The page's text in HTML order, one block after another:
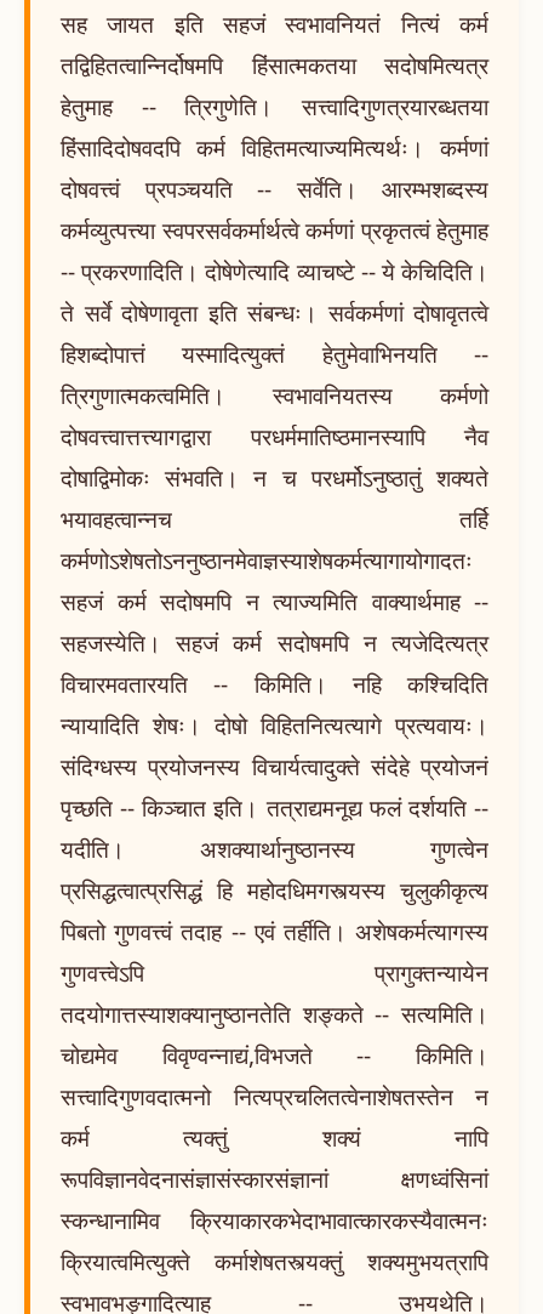
सह जायत इति सहजं स्वभावनियतं नित्यं कर्म
तद्विहितत्वान्निर्दोषमपि हिंसात्मकतया सदोषमित्यत्र
हेतुमाह -- त्रिगुणेति। सत्त्वादिगुणत्रयारब्धतया
हिंसादिदोषवदपि कर्म विहितमत्याज्यमित्यर्थः। कर्मणां
दोषवत्त्वं प्रपञ्चयति -- सर्वेति। आरम्भशब्दस्य
कर्मव्युत्पत्त्या स्वपरसर्वकर्मार्थत्वे कर्मणां प्रकृतत्वं हेतुमाह
-- प्रकरणादिति। दोषेणेत्यादि व्याचष्टे -- ये केचिदिति।
ते सर्वे दोषेणावृता इति संबन्धः। सर्वकर्मणां दोषावृतत्वे
हिशब्दोपात्तं यस्मादित्युक्तं हेतुमेवाभिनयति --
त्रिगुणात्मकत्वमिति। स्वभावनियतस्य कर्मणो
दोषवत्त्वात्तत्त्यागद्वारा परधर्ममातिष्ठमानस्यापि नैव
दोषाद्विमोकः संभवति। न च परधर्मोऽनुष्ठातुं शक्यते
भयावहत्वान्नच तर्हि
कर्मणोऽशेषतोऽननुष्ठानमेवाज्ञस्याशेषकर्मत्यागायोगादतः
सहजं कर्म सदोषमपि न त्याज्यमिति वाक्यार्थमाह --
सहजस्येति। सहजं कर्म सदोषमपि न त्यजेदित्यत्र
विचारमवतारयति -- किमिति। नहि कश्चिदिति
न्यायादिति शेषः। दोषो विहितनित्यत्यागे प्रत्यवायः।
संदिग्धस्य प्रयोजनस्य विचार्यत्वादुक्ते संदेहे प्रयोजनं
पृच्छति -- किञ्चात इति। तत्राद्यमनूद्य फलं दर्शयति --
यदीति। अशक्यार्थानुष्ठानस्य गुणत्वेन
प्रसिद्धत्वात्प्रसिद्धं हि महोदधिमगस्त्यस्य चुलुकीकृत्य
पिबतो गुणवत्त्वं तदाह -- एवं तर्हीति। अशेषकर्मत्यागस्य
गुणवत्त्वेऽपि प्रागुक्तन्यायेन
तदयोगात्तस्याशक्यानुष्ठानतेति शङ्कते -- सत्यमिति।
चोद्यमेव विवृण्वन्नाद्यं,विभजते -- किमिति।
सत्त्वादिगुणवदात्मनो नित्यप्रचलितत्वेनाशेषतस्तेन न
कर्म त्यक्तुं शक्यं नापि
रूपविज्ञानवेदनासंज्ञासंस्कारसंज्ञानां क्षणध्वंसिनां
स्कन्धानामिव क्रियाकारकभेदाभावात्कारकस्यैवात्मनः
क्रियात्वमित्युक्ते कर्माशेषतस्त्यक्तुं शक्यमुभयत्रापि
स्वभावभङ्गादित्याह -- उभयथेति।